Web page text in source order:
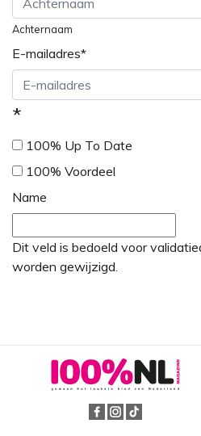
Achternaam
E-mailadres*
*
100% Up To Date
100% Voordeel
Name
Dit veld is bedoeld voor
worden gewijzigd.